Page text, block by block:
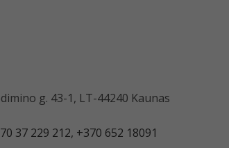
g. 43-1, LT-44240 Kaunas
37 229 212, +370 652 18091